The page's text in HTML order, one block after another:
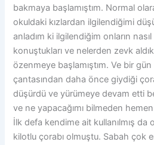
bakmaya başlamıştım. Normal
okuldaki kızlardan ilgilendiğimi
anladım ki ilgilendiğim onların
konuştukları ve nelerden zevk
özenmeye başlamıştım. Ve bir gün
çantasından daha önce giydiği
düşürdü ve yürümeye devam etti
ve ne yapacağımı bilmeden
İlk defa kendime ait kullanılmış da
kilotlu çorabı olmuştu. Sabah çok